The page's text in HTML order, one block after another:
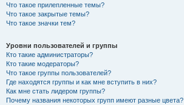
Что такое прилепленные темы?
Что такое закрытые темы?
Что такое значки тем?
Уровни пользователей и группы
Кто такие администраторы?
Кто такие модераторы?
Что такое группы пользователей?
Где находятся группы и как мне вступить в них?
Как мне стать лидером группы?
Почему названия некоторых групп имеют разные цвета?